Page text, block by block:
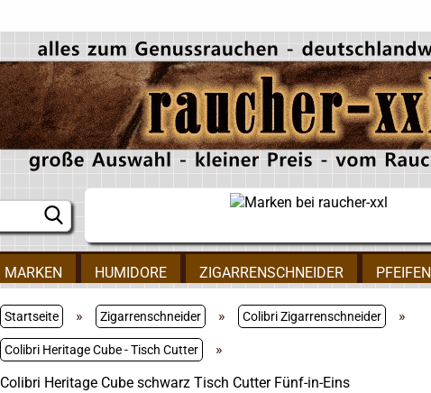
MARKEN HUMIDORE ZIGARRENSCHNEIDER PFEIFEN
Startseite » Zigarrenschneider » Colibri Zigarrenschneider »
Colibri Heritage Cube - Tisch Cutter
»
Colibri Heritage Cube schwarz Tisch Cutter Fünf-in-Eins